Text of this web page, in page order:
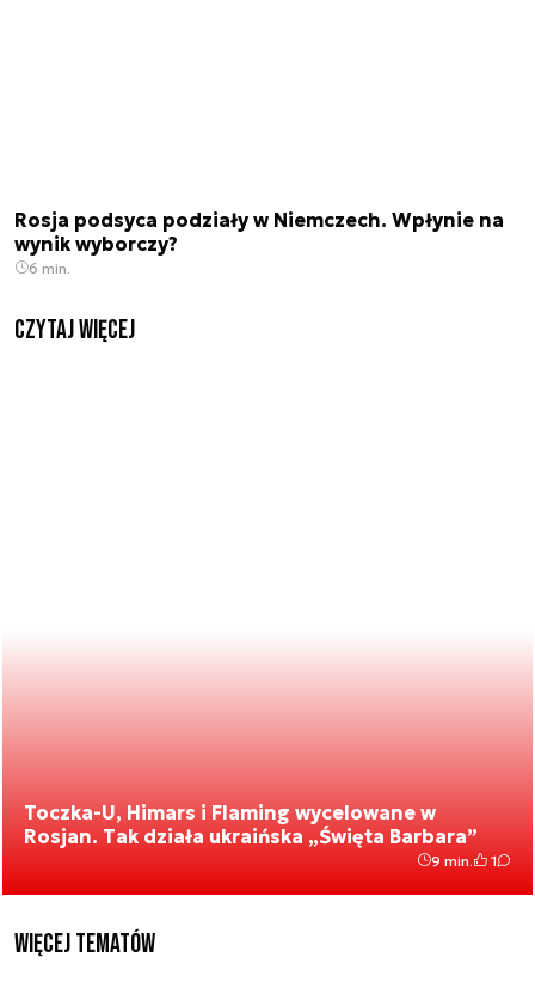
Rosja podsyca podziały w Niemczech. Wpłynie na
wynik wyborczy?
6 min.
czytaj więcej
Toczka-U, Himars i Flaming wycelowane w
Rosjan. Tak działa ukraińska „Święta Barbara”
9 min. 1
Więcej tematów